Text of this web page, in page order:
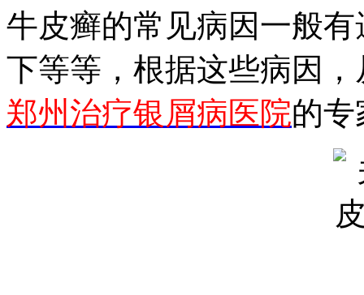
牛皮癣的常见病因一般
下等等，根据这些病因
郑州治疗银屑病医院的